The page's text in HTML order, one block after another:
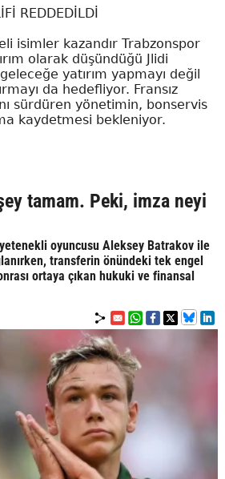
REDDEDİLDİ
isimler kazandır Trabzonspor
olarak düşündüğü Jlidi
yatırım yapmayı değil
da hedefliyor. Fransız
sürdüren yönetimin, bonservis
kaydetmesi bekleniyor.
tamam. Peki, imza neyi
oyuncusu Aleksey Batrakov ile
transferin önündeki tek engel
ortaya çıkan hukuki ve finansal